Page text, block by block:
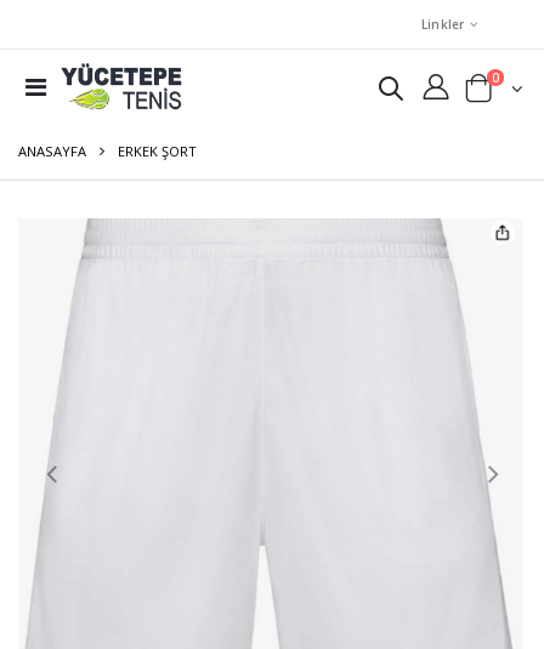
Linkler
0
ANASAYFA ERKEK ŞORT